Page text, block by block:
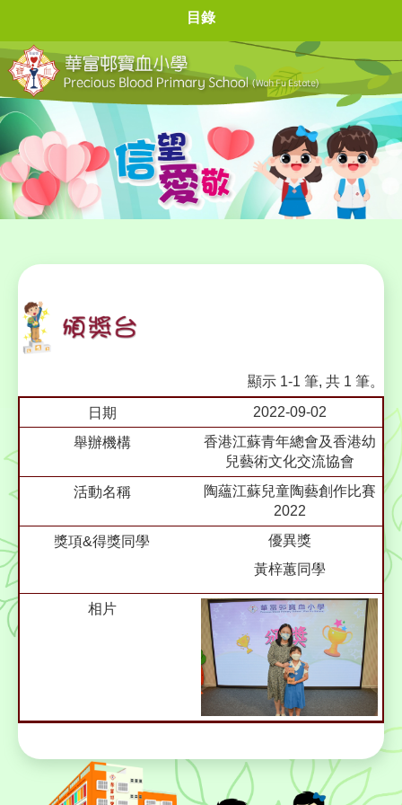
目錄
顯示 1-1 筆, 共 1 筆。
2022-09-02
香港江蘇青年總會及香港幼
兒藝術文化交流協會
陶蘊江蘇兒童陶藝創作比賽
2022
優異獎
黃梓蕙同學